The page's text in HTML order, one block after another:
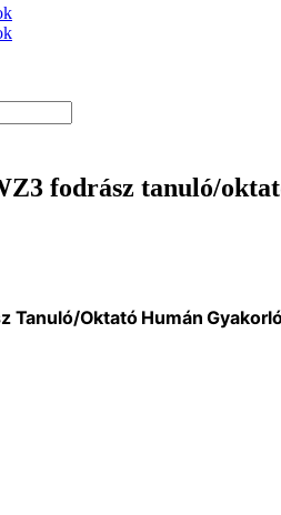
fodrász tanuló/
Tanuló/oktató Humán